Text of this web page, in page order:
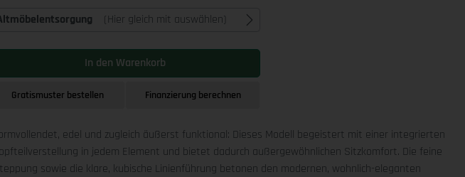
(Hier gleich mit auswählen)
In den Warenkorb
Gratismuster bestellen Finanzierung berechnen
edel und zugleich äußerst funktional: Dieses Modell begeistert mit einer integrierten
in jedem Element und bietet dadurch außergewöhnlichen Sitzkomfort. Die feine
sowie die klare, kubische Linienführung betonen den modernen, wohnlich-eleganten